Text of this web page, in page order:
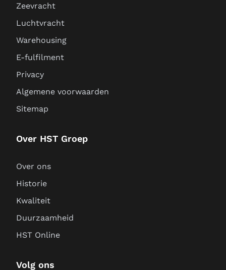
Zeevracht
Luchtvracht
Warehousing
E-fulfilment
Privacy
Algemene voorwaarden
Sitemap
Over HST Groep
Over ons
Historie
Kwaliteit
Duurzaamheid
HST Online
Volg ons